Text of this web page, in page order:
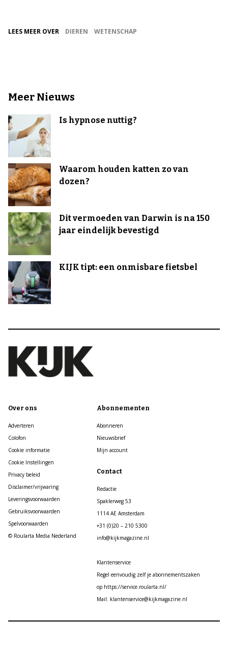
LEES MEER OVER DIEREN WETENSCHAP
Meer Nieuws
Is hypnose nuttig?
Waarom houden katten zo van
dozen?
Dit vermoeden van Darwin is na 150
jaar eindelijk bevestigd
KIJK tipt: een onmisbare fietsbel
Over ons
Adverteren
Colofon
Cookie informatie
Cookie Instellingen
Privacy beleid
Disclaimer/vrijwaring
Leveringsvoorwaarden
Gebruiksvoorwaarden
Spelvoorwaarden
© Roularta Media Nederland
Abonnementen
Abonneren
Nieuwsbrief
Mijn account
Contact
Redactie
Spaklerweg 53
1114 AE Amsterdam
+31 (0)20 – 210 5300
info@kijkmagazine.nl
Klantenservice
Regel eenvoudig zelf je abonnementszaken
op https://service.roularta.nl/
Mail: klantenservice@kijkmagazine.nl